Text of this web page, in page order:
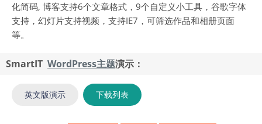
化简码, 博客支持6个文章格式，9个自定义小工具，谷歌字体
支持，幻灯片支持视频，支持IE7，可筛选作品和相册页面
等。
SmartIT WordPress主题演示：
英文版演示 下载列表